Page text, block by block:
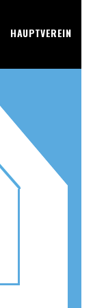
HAUPTVEREIN